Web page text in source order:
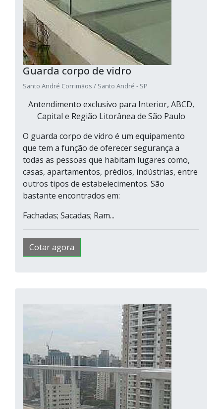
Guarda corpo de vidro
Santo André Corrimãos / Santo André - SP
Antendimento exclusivo para Interior, ABCD,
Capital e Região Litorânea de São Paulo
O guarda corpo de vidro é um equipamento
que tem a função de oferecer segurança a
todas as pessoas que habitam lugares como,
casas, apartamentos, prédios, indústrias, entre
outros tipos de estabelecimentos. São
bastante encontrados em:
Fachadas; Sacadas; Ram...
Cotar agora